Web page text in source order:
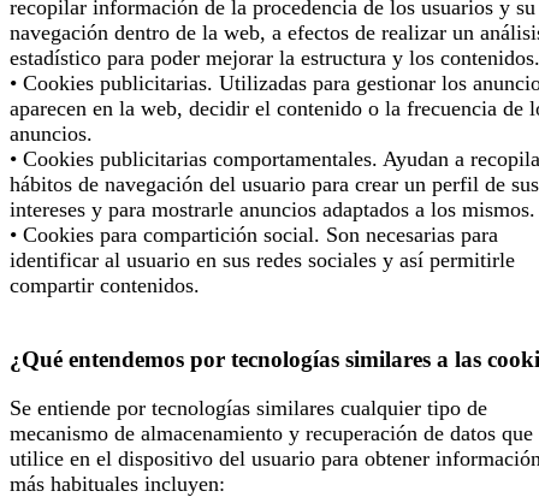
recopilar información de la procedencia de los usuarios y su
navegación dentro de la web, a efectos de realizar un
estadístico para poder mejorar la estructura y los contenidos.
• Cookies publicitarias. Utilizadas para gestionar los
aparecen en la web, decidir el contenido o la frecuencia de
anuncios.
• Cookies publicitarias comportamentales. Ayudan a
hábitos de navegación del usuario para crear un perfil de sus
intereses y para mostrarle anuncios adaptados a los mismos.
• Cookies para compartición social. Son necesarias para
identificar al usuario en sus redes sociales y así permitirle
compartir contenidos.
¿Qué entendemos por tecnologías similares a las
Se entiende por tecnologías similares cualquier tipo de
mecanismo de almacenamiento y recuperación de datos que
utilice en el dispositivo del usuario para obtener
más habituales incluyen: